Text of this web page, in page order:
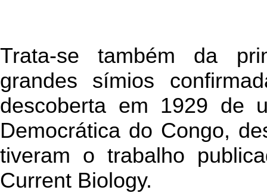
Trata-se também da
grandes símios
descoberta em 1929 de
Democrática do Congo,
tiveram o trabalho
Current Biology.